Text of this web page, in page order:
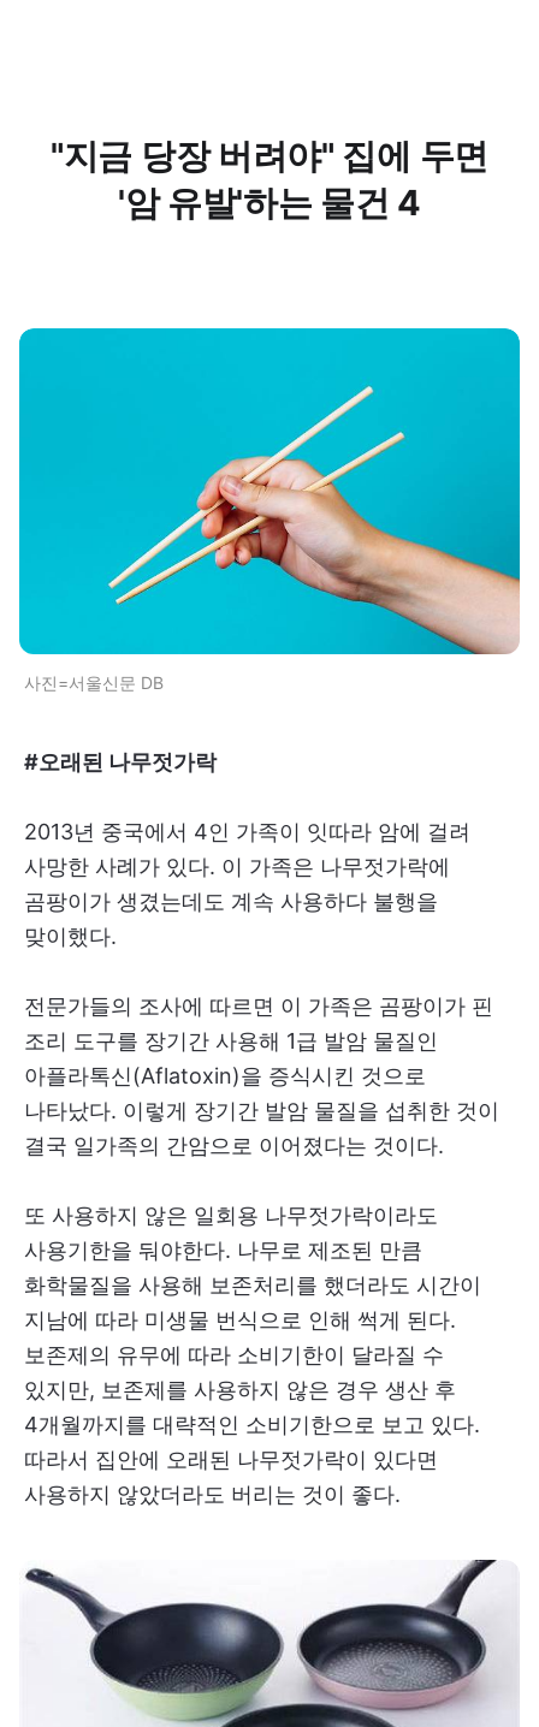
"지금 당장 버려야" 집에 두면
'암 유발'하는 물건 4
사진=서울신문 DB
#오래된 나무젓가락
2013년 중국에서 4인 가족이 잇따라 암에 걸려
사망한 사례가 있다. 이 가족은 나무젓가락에
곰팡이가 생겼는데도 계속 사용하다 불행을
맞이했다.
전문가들의 조사에 따르면 이 가족은 곰팡이가 핀
조리 도구를 장기간 사용해 1급 발암 물질인
아플라톡신(Aflatoxin)을 증식시킨 것으로
나타났다. 이렇게 장기간 발암 물질을 섭취한 것이
결국 일가족의 간암으로 이어졌다는 것이다.
또 사용하지 않은 일회용 나무젓가락이라도
사용기한을 둬야한다. 나무로 제조된 만큼
화학물질을 사용해 보존처리를 했더라도 시간이
지남에 따라 미생물 번식으로 인해 썩게 된다.
보존제의 유무에 따라 소비기한이 달라질 수
있지만, 보존제를 사용하지 않은 경우 생산 후
4개월까지를 대략적인 소비기한으로 보고 있다.
따라서 집안에 오래된 나무젓가락이 있다면
사용하지 않았더라도 버리는 것이 좋다.